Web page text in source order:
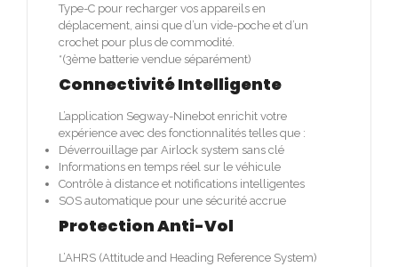
Type-C pour recharger vos appareils en
déplacement, ainsi que d’un vide-poche et d’un
crochet pour plus de commodité.
*(3ème batterie vendue séparément)
Connectivité Intelligente
L’application Segway-Ninebot enrichit votre
expérience avec des fonctionnalités telles que :
Déverrouillage par Airlock system sans clé
Informations en temps réel sur le véhicule
Contrôle à distance et notifications intelligentes
SOS automatique pour une sécurité accrue
Protection Anti-Vol
L’AHRS (Attitude and Heading Reference System)